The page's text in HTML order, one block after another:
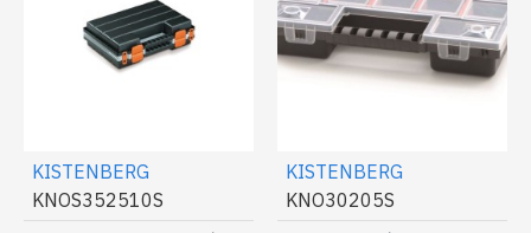
KISTENBERG
KNOS352510S
KISTENBERG
KNO30205S